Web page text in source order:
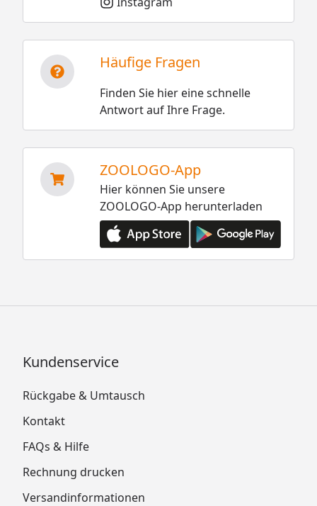
Häufige Fragen
Finden Sie hier eine schnelle
Antwort auf Ihre Frage.
ZOOLOGO-App
Hier können Sie unsere
ZOOLOGO-App herunterladen
Kundenservice
Rückgabe & Umtausch
Kontakt
FAQs & Hilfe
Rechnung drucken
Versandinformationen